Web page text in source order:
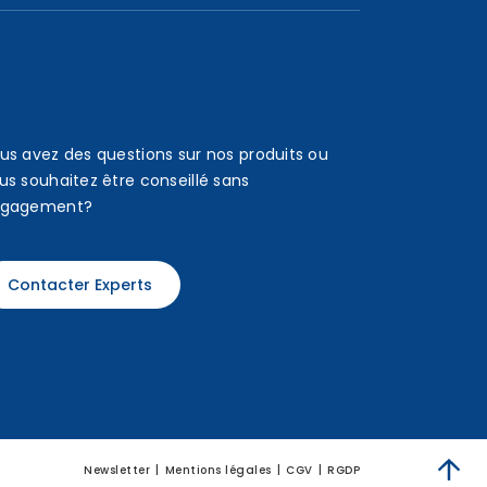
avez des questions sur nos produits ou
souhaitez être conseillé sans
Contacter Experts
Newsletter Mentions légales CGV RGDP